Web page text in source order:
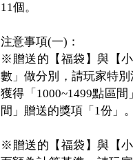
11個。
注意事項(一)：
※贈送的【福袋】與【
數」做分別，請玩家特
獲得「1000~1499點區
間」贈送的獎項「1份」
※贈送的【福袋】與【